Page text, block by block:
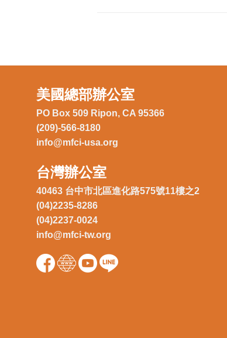
美國總部辦公室
PO Box 509 Ripon, CA 95366
(209)-566-8180
info@mfci-usa.org
台灣辦公室
40463 台中市北區進化路575號11樓之2
(04)2235-8286
(04)2237-0024
info@mfci-tw.org